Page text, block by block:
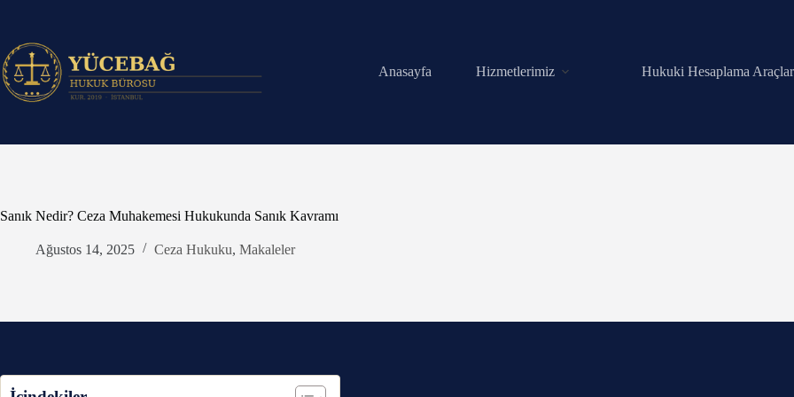
Anasayfa Hizmetlerimiz Hukuki Hesaplama
Sanık Nedir? Ceza Muhakemesi Hukukunda Sanık Kavramı
Ağustos 14, 2025 Ceza Hukuku, Makaleler